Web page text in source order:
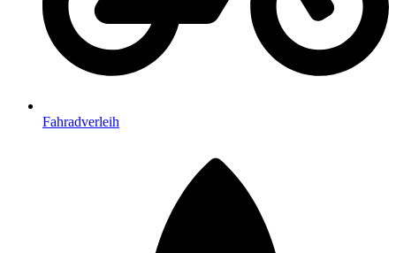
Fahradverleih